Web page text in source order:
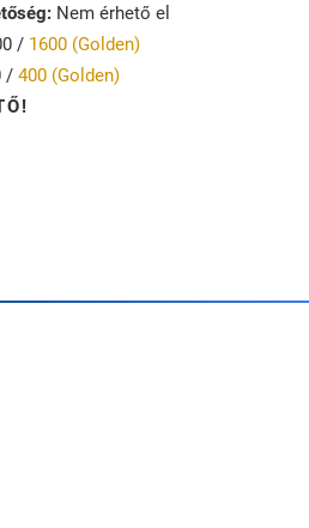
Nem érhető el
/ 1600 (Golden)
/ 400 (Golden)